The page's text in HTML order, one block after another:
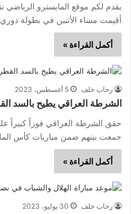
يقدم لكم موقع المايسترو الرياضي
أقيمت مساء الأثنين في بطولة دوري أبطال آسيا
أكمل القراءة »
رحاب خلف 5 أغسطس، 2023
الشرطة العراقي يطيح بالسد
حقق الشرطة العراقي فوزاً كبيراً
جمعت بينهم ضمن مباريات كأس
أكمل القراءة »
رحاب خلف 30 يوليو، 2023